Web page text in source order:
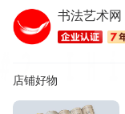
书法艺术网
店铺好物